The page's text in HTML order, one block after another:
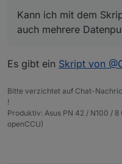
Kann ich mit dem
auch mehrere
Es gibt ein Skript von
Bitte verzichtet auf Chat-
!
Produktiv: Asus PN 42 / N100 /
openCCU)